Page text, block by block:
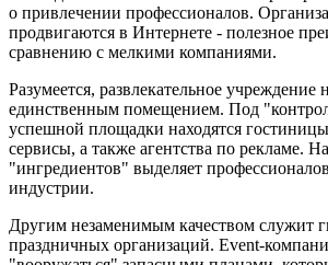
о привлечении профессионалов.
продвигаются в Интернете - полезное
сравнению с мелкими компаниями.
Разумеется, развлекательное учреждение
единственным помещением. Под
успешной площадки находятся
сервисы, а также агентства по рекламе.
"ингредиентов" выделяет
индустрии.
Другим незаменимым качеством служит
праздничных организаций. Event-